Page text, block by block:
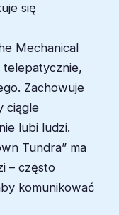
się
Mechanical
telepatycznie,
Zachowuje
ciągle
lubi ludzi.
Tundra” ma
– często
komunikować